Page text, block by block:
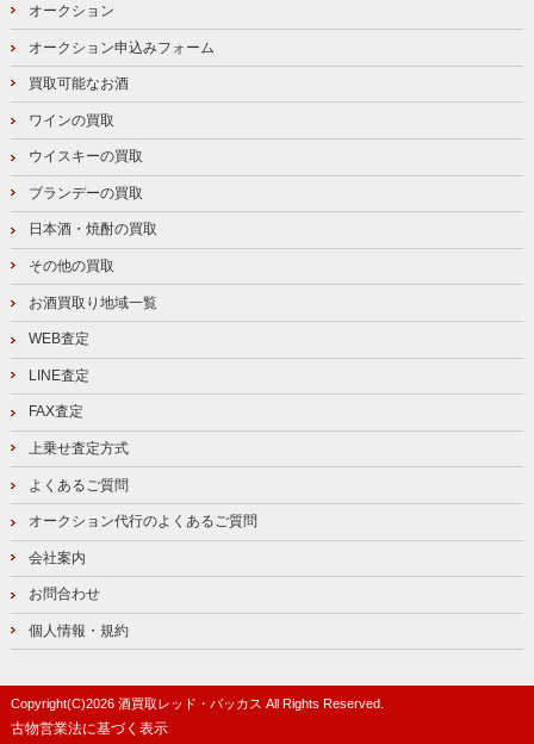
オークション
オークション申込みフォーム
買取可能なお酒
ワインの買取
ウイスキーの買取
ブランデーの買取
日本酒・焼酎の買取
その他の買取
お酒買取り地域一覧
WEB査定
LINE査定
FAX査定
上乗せ査定方式
よくあるご質問
オークション代行のよくあるご質問
会社案内
お問合わせ
個人情報・規約
Copyright(C)2026 酒買取レッド・バッカス All Rights Reserved.
古物営業法に基づく表示